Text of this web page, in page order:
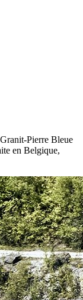
Pierre Bleue
en Belgique,